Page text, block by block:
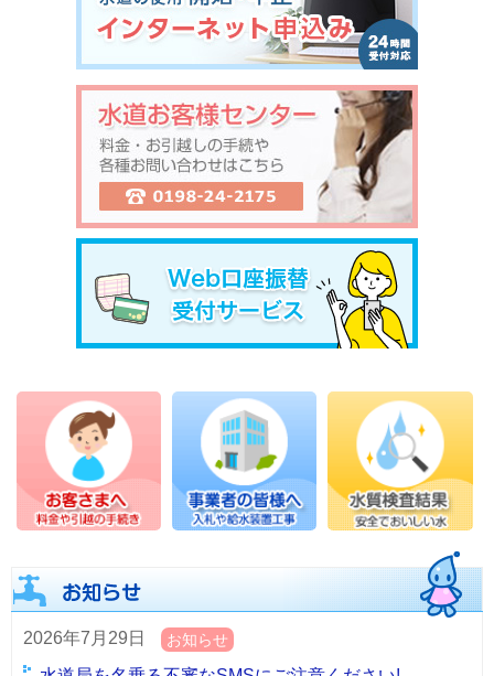
2026年7月29日 お知らせ